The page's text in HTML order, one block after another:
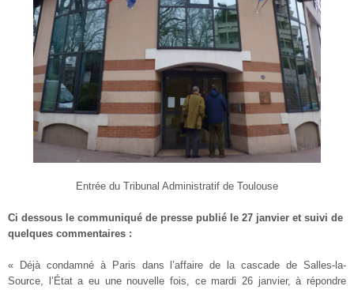
Entrée du Tribunal Administratif de Toulouse
Ci dessous le communiqué de presse publié le 27 janvier et suivi de
quelques commentaires :
« Déjà condamné à Paris dans l’affaire de la cascade de Salles-la-
Source, l’État a eu une nouvelle fois, ce mardi 26 janvier, à répondre